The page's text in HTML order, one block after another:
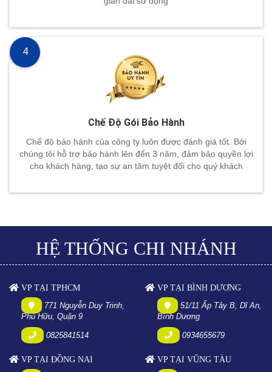
Chế Độ Gói Bảo Hành
Chế độ bảo hành của công ty luôn được đánh giá tốt. Bởi
chúng tôi hỗ trợ bảo hành lên đến 3 năm, đảm bảo quyền lợi
cho khách hàng, tạo sự an tâm tuyệt đối cho quý khách
4
HỆ THỐNG CHI NHÁNH
VP TẠI TPHCM
771 Nguyễn Duy Trinh,
Phú Hữu, Quận 9
0825841514
VP TẠI BÌNH DƯƠNG
51/11 Ấp Tây B, Dĩ An,
Bình Dương
0934655679
VP TẠI ĐỒNG NAI
VP TẠI VŨNG TÀU